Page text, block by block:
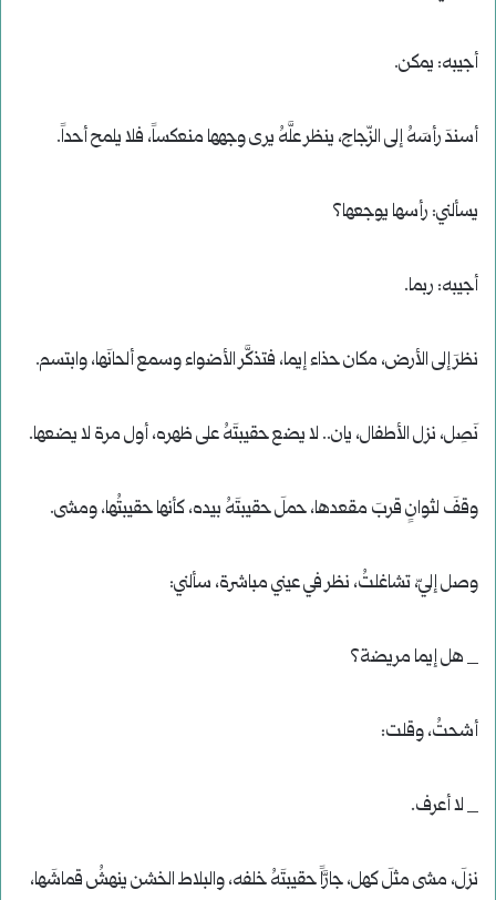
أجيبه: يمكن.
أسندَ رأسَهُ إلى الزّجاج، ينظر علَّهُ يرى وجهها منعكساً، فلا يلمح أحداً.
يسألني: رأسها يوجعها؟
أجيبه: ربما.
نظرَ إلى الأرض، مكان حذاء إيما، فتذكَّر الأضواء وسمع ألحانَها، وابتسم.
نَصِل، نزل الأطفال، يان.. لا يضع حقيبتَهُ على ظهره، أول مرة لا يضعها.
وقفَ لثوانٍ قربَ مقعدها، حملَ حقيبتَهُ بيده، كأنها حقيبتُها، ومشى.
وصل إليّ، تشاغلتُ، نظر في عيني مباشرة، سألني:
_ هل إيما مريضة؟
أشحتُ، وقلت:
_ لا أعرف.
نزلَ، مشى مثلَ كهل، جارَّاً حقيبتَهُ خلفه، والبلاط الخشن ينهشُ قماشَها،